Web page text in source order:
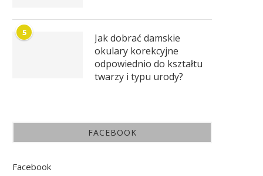
5
Jak dobrać damskie
okulary korekcyjne
odpowiednio do kształtu
twarzy i typu urody?
FACEBOOK
Facebook